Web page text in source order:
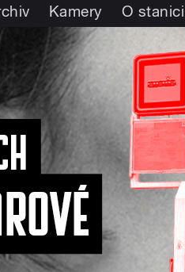
Kamery O stanici